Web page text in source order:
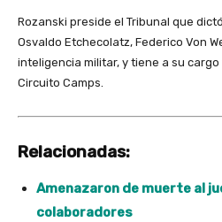
Rozanski preside el Tribunal que
Osvaldo Etchecolatz, Federico Von
inteligencia militar, y tiene a su
Circuito Camps.
Relacionadas:
Amenazaron de muerte al
colaboradores